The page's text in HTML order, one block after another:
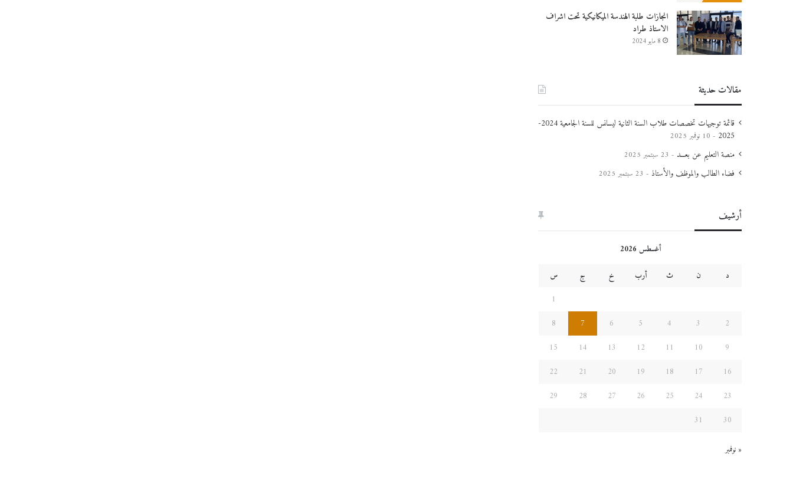
انجازات طلبة الهندسة الميكانيكية تحت اشراف
الاستاذ طراد
8 مايو 2024
مقالات حديثة
قائمة توجيهات تخصصات طلاب السنة الثانية ليسانس للسنة الجامعية 2024-
2025
10 نوفمبر 2025
منصة التعليم عن بعـــد 23 سبتمبر 2025
فضاء الطالب والموظف والأستاذ 23 سبتمبر 2025
أرشيف
أغسطس 2026
د
ن ث أرب خ ج
س
1
2
3
4
5
6
7
8
9
10
11
12
13
14
15
16
17
18
19
20
21
22
23
24
25
26
27
28
29
30
31
« نوفمبر